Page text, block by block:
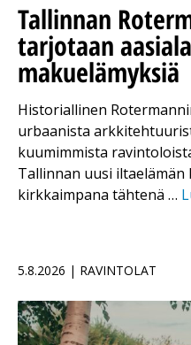
Tallinnan
tarjotaan
makuelämyksiä
Historiallinen
urbaanista
kuumimmista
Tallinnan uusi iltaelämän
kirkkaimpana tähtenä …
5.8.2026 | RAVINTOLAT